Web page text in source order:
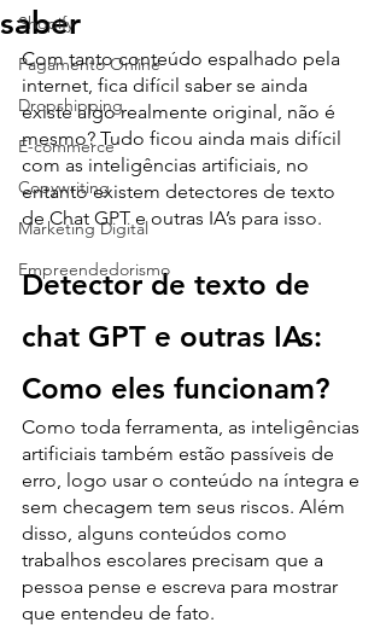
Shopify
Pagamento Online
Dropshipping
E-commerce
Copywriting
Marketing Digital
Empreendedorismo
saber
Com tanto conteúdo espalhado pela
internet, fica difícil saber se ainda
existe algo realmente original, não é
mesmo? Tudo ficou ainda mais difícil
com as inteligências artificiais, no
entanto existem detectores de texto
de Chat GPT e outras IA’s para isso.
Detector de texto de
chat GPT e outras IAs:
Como eles funcionam?
Como toda ferramenta, as inteligências
artificiais também estão passíveis de
erro, logo usar o conteúdo na íntegra e
sem checagem tem seus riscos. Além
disso, alguns conteúdos como
trabalhos escolares precisam que a
pessoa pense e escreva para mostrar
que entendeu de fato.